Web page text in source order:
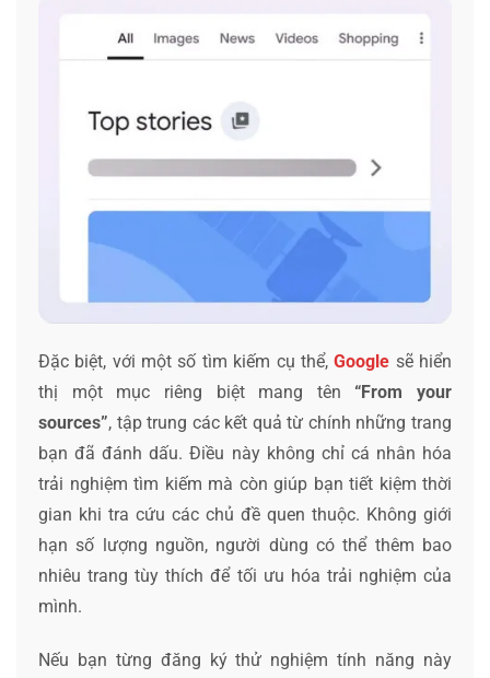
Đặc biệt, với một số tìm kiếm cụ thể,Google sẽ hiển
thị một mục riêng biệt mang tên “From your
sources”, tập trung các kết quả từ chính những trang
bạn đã đánh dấu. Điều này không chỉ cá nhân hóa
trải nghiệm tìm kiếm mà còn giúp bạn tiết kiệm thời
gian khi tra cứu các chủ đề quen thuộc. Không giới
hạn số lượng nguồn, người dùng có thể thêm bao
nhiêu trang tùy thích để tối ưu hóa trải nghiệm của
mình.
Nếu bạn từng đăng ký thử nghiệm tính năng này